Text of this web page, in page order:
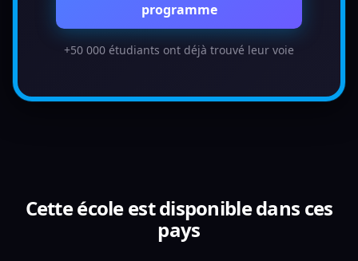
programme
+50 000 étudiants ont déjà trouvé leur voie
Cette école est disponible dans ces
pays